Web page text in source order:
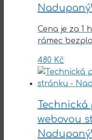
Cena je za 1
rámec
480 Kč
Technická
webovou